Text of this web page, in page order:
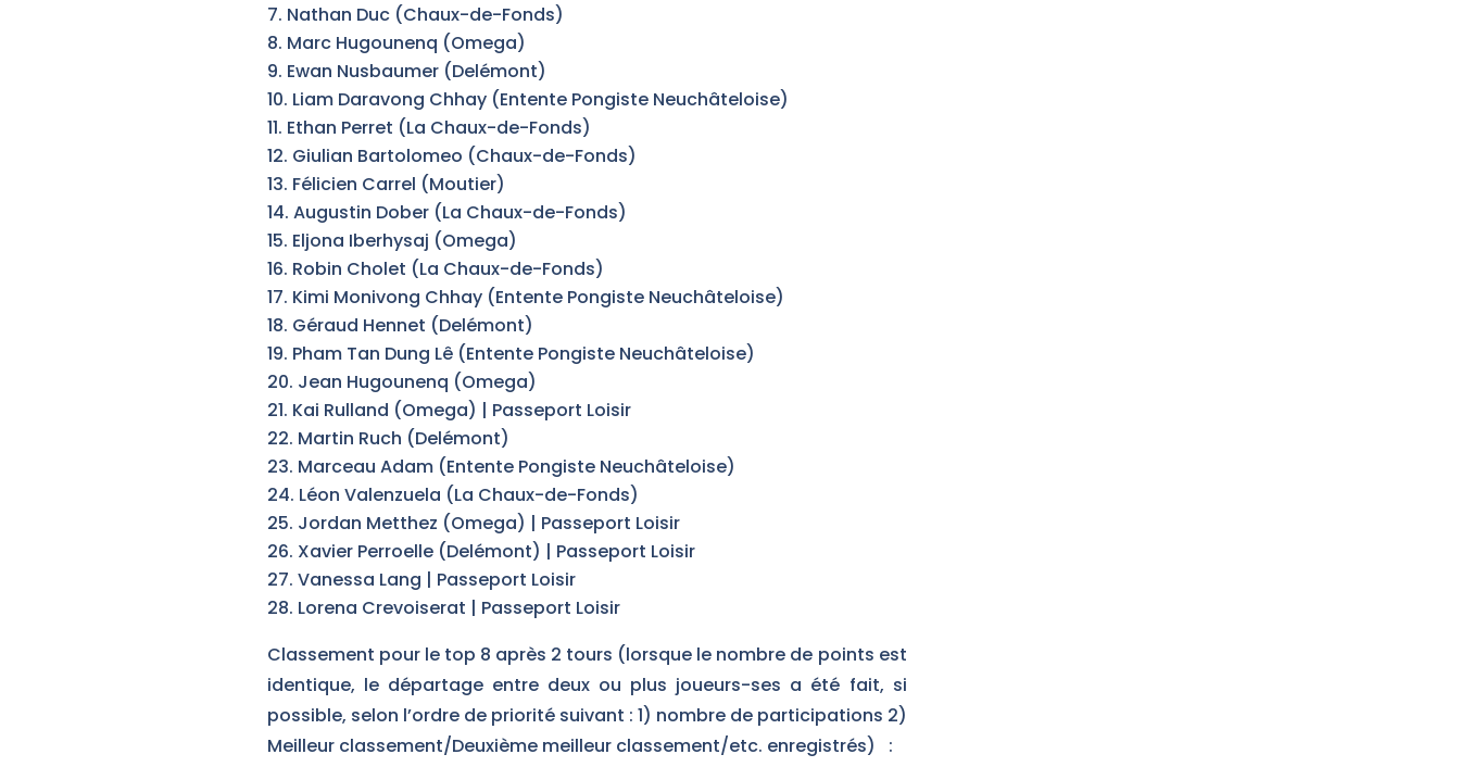
Nathan Duc (Chaux-de-Fonds)
Marc Hugounenq (Omega)
Ewan Nusbaumer (Delémont)
Liam Daravong Chhay (Entente Pongiste Neuchâteloise)
Ethan Perret (La Chaux-de-Fonds)
Giulian Bartolomeo (Chaux-de-Fonds)
Félicien Carrel (Moutier)
Augustin Dober (La Chaux-de-Fonds)
Eljona Iberhysaj (Omega)
Robin Cholet (La Chaux-de-Fonds)
Kimi Monivong Chhay (Entente Pongiste Neuchâteloise)
Géraud Hennet (Delémont)
Pham Tan Dung Lê (Entente Pongiste Neuchâteloise)
Jean Hugounenq (Omega)
Kai Rulland (Omega) | Passeport Loisir
Martin Ruch (Delémont)
Marceau Adam (Entente Pongiste Neuchâteloise)
Léon Valenzuela (La Chaux-de-Fonds)
Jordan Metthez (Omega) | Passeport Loisir
Xavier Perroelle (Delémont) | Passeport Loisir
Vanessa Lang | Passeport Loisir
Lorena Crevoiserat | Passeport Loisir
Classement pour le top 8 après 2 tours (lorsque le nombre de points est
identique, le départage entre deux ou plus joueurs-ses a été fait, si
possible, selon l’ordre de priorité suivant : 1) nombre de participations 2)
Meilleur classement/Deuxième meilleur classement/etc. enregistrés) :